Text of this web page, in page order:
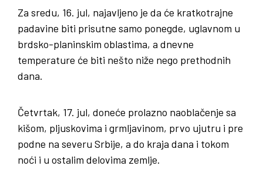
Za sredu, 16. jul, najavljeno je da će kratkotrajne
padavine biti prisutne samo ponegde, uglavnom u
brdsko-planinskim oblastima, a dnevne
temperature će biti nešto niže nego prethodnih
dana.
Četvrtak, 17. jul, doneće prolazno naoblačenje sa
kišom, pljuskovima i grmljavinom, prvo ujutru i pre
podne na severu Srbije, a do kraja dana i tokom
noći i u ostalim delovima zemlje.